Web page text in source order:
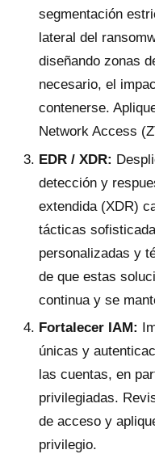
segmentación
lateral del
diseñando zonas
necesario, el
contenerse.
Network Access
EDR / XDR:
detección y
extendida (XDR)
tácticas
personalizadas y
de que estas
continua y se
Fortalecer IAM:
únicas y
las cuentas, en
privilegiadas.
de acceso y
privilegio.